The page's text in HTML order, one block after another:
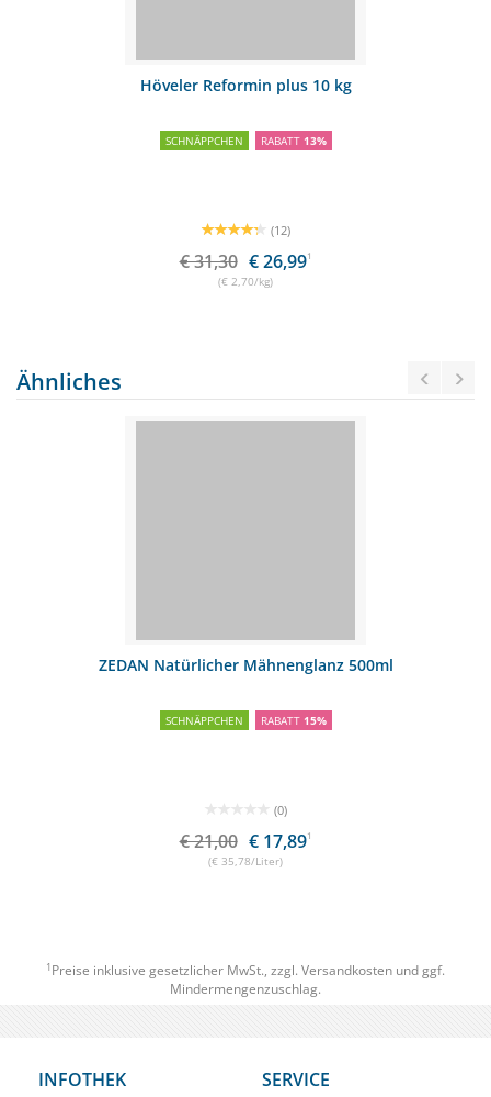
Höveler Reformin plus 10 kg
SCHNÄPPCHEN RABATT 13%
(12)
€ 31,30 € 26,991
(€ 2,70/kg)
Ähnliches
ZEDAN Natürlicher Mähnenglanz 500ml
SCHNÄPPCHEN RABATT 15%
(0)
€ 21,00 € 17,891
(€ 35,78/Liter)
1 Preise inklusive gesetzlicher MwSt., zzgl. Versandkosten und ggf.
Mindermengenzuschlag.
INFOTHEK SERVICE